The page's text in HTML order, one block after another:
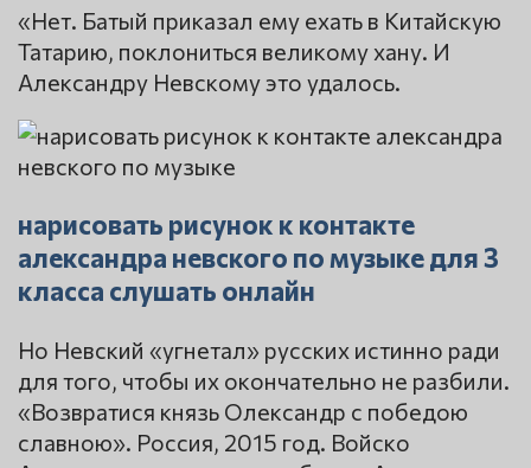
«Нет. Батый приказал ему ехать в Китайскую
Татарию, поклониться великому хану. И
Александру Невскому это удалось.
нарисовать рисунок к контакте
александра невского по музыке для 3
класса слушать онлайн
Но Невский «угнетал» русских истинно ради
для того, чтобы их окончательно не разбили.
«Возвратися князь Олександр с победою
славною». Россия, 2015 год. Войско